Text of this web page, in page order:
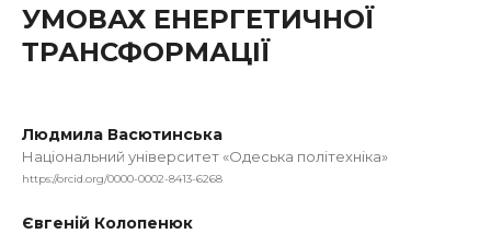
УМОВАХ ЕНЕРГЕТИЧНОЇ
ТРАНСФОРМАЦІЇ
Людмила Васютинська
Національний університет «Одеська політехніка»
https://orcid.org/0000-0002-8413-6268
Євгеній Колопенюк